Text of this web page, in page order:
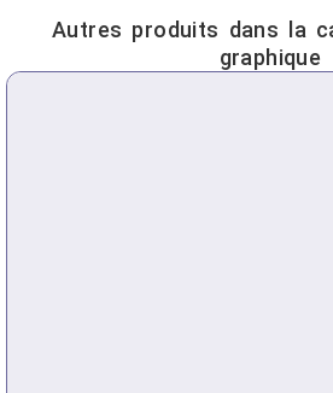
Autres produits dans la
graphique